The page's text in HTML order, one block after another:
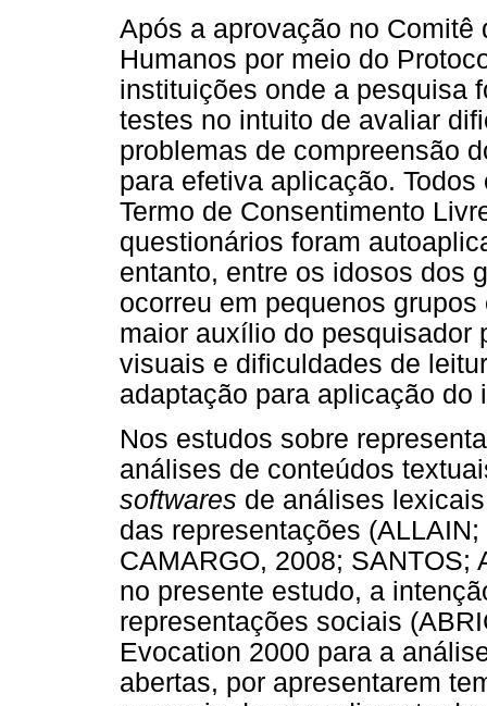
Após a aprovação no
Humanos por meio do
instituições onde a pesquisa
testes no intuito de avaliar
problemas de compreensão
para efetiva aplicação.
Termo de Consentimento
questionários foram
entanto, entre os idosos dos
ocorreu em pequenos
maior auxílio do pesquisador
visuais e dificuldades de
adaptação para aplicação do
Nos estudos sobre
análises de conteúdos
softwares de análises
das representações
CAMARGO, 2008; SANTOS;
no presente estudo, a
representações sociais
Evocation 2000 para a
abertas, por apresentarem